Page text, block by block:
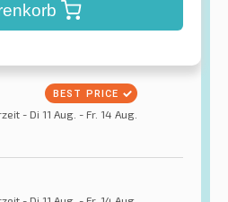
- Di 11 Aug. - Fr. 14 Aug.